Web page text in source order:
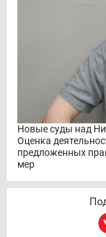
Новые суды над
Оценка
предложенных
мер